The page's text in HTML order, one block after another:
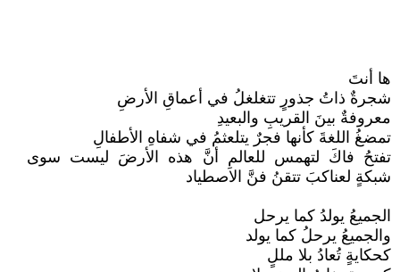
ها أنتَ
شجرةٌ ذاتُ جذورٍ تتغلغلُ في أعماقِ الأرضِ
معروفةٌ بينَ القريبِ والبعيدِ
تمضغُ اللغةَ كأنها فجرٌ يتلعثمُ في شفاهِ الأطفالِ
تفتحُ فاكَ لتهمس للعالمِ أنَّ هذه الأرضَ ليست سوى
شبكةٍ لعناكبَ تتقنُ فنَّ الاصطياد
الجميعُ يولدُ كما يرحل
والجميعُ يرحلُ كما يولد
كحكايةٍ تُعادُ بلا مللٍ